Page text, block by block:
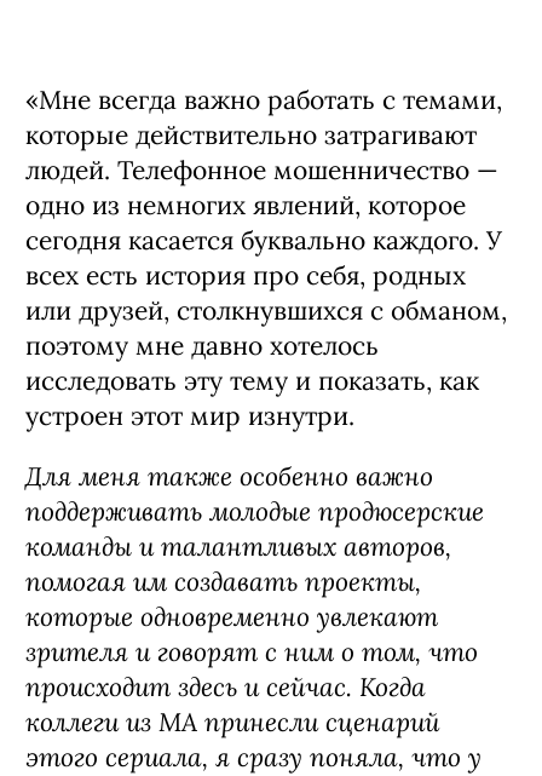
провинциального цирка, днем —
гениальный разводила в колл-центре,
готовящий месть для своего босса.
Обычный клоун впервые зарабатывает
столько денег, что может позвать на
свидание акробатку Соню(Ксения
Трейстер),в которую давно и
безответно влюблен. Что выберет Рома:
легкие деньги и путь афериста или
риск ради справедливости?
«Мне всегда важно работать с темами,
которые действительно затрагивают
людей. Телефонное мошенничество —
одно из немногих явлений, которое
сегодня касается буквально каждого. У
всех есть история про себя, родных
или друзей, столкнувшихся с обманом,